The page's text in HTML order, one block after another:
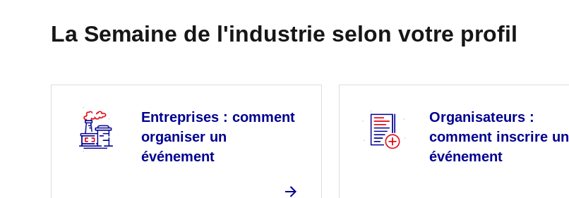
La Semaine de l'industrie selon votre profil
Entreprises : comment
organiser un
événement
Organisateurs :
comment inscrire un
événement